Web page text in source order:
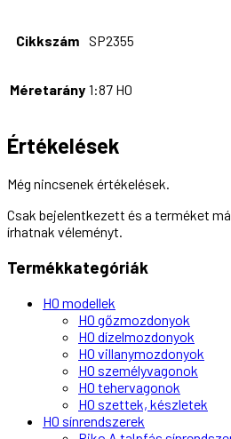
Cikkszám SP2355
Méretarány 1:87 H0
Értékelések
Még nincsenek értékelések.
Csak bejelentkezett és a terméket
írhatnak véleményt.
Termékkategóriák
H0 modellek
H0 gőzmozdonyok
H0 dízelmozdonyok
H0 villanymozdonyok
H0 személyvagonok
H0 tehervagonok
H0 szettek, készletek
H0 sínrendszerek